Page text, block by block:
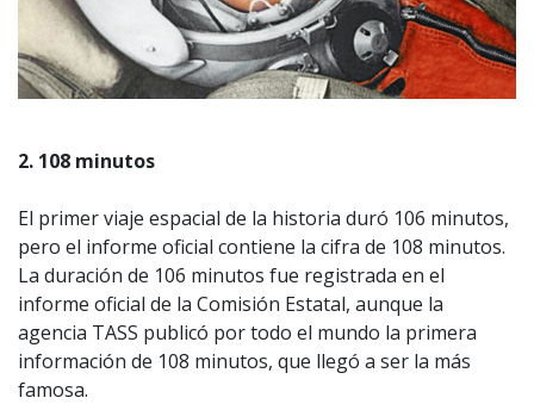
2. 108 minutos
El primer viaje espacial de la historia duró 106 minutos,
pero el informe oficial contiene la cifra de 108 minutos.
La duración de 106 minutos fue registrada en el
informe oficial de la Comisión Estatal, aunque la
agencia TASS publicó por todo el mundo la primera
información de 108 minutos, que llegó a ser la más
famosa.